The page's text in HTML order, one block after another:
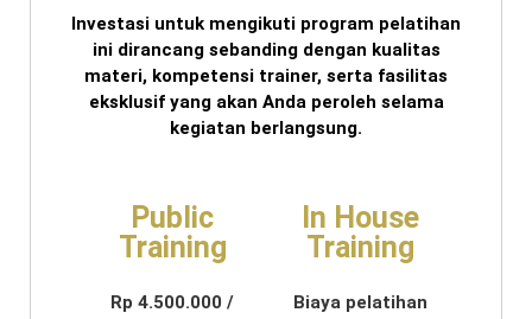
Investasi untuk mengikuti program pelatihan
ini dirancang sebanding dengan kualitas
materi, kompetensi trainer, serta fasilitas
eksklusif yang akan Anda peroleh selama
kegiatan berlangsung.
Public
Training
Rp 4.500.000 /
In House
Training
Biaya pelatihan